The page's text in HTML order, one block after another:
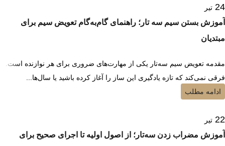
24 تیر
آموزش بستن سیم سه تار؛ راهنمای گام‌به‌گام تعویض سیم برای
مبتدیان
مقدمه تعویض سیم سه‌تار یکی از مهارت‌های ضروری برای هر نوازنده است.
فرقی نمی‌کند که تازه یادگیری این ساز را آغاز کرده باشید یا سال‌ها...
ادامه مطلب
22 تیر
آموزش مضراب زدن سه‌تار؛ از اصول اولیه تا اجرای صحیح برای